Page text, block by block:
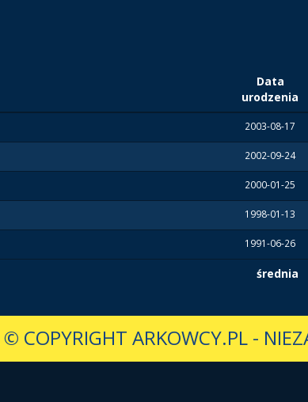
Data
urodzenia
2003-08-17
2002-09-24
2000-01-25
1998-01-13
1991-06-26
średnia
© COPYRIGHT ARKOWCY.PL -